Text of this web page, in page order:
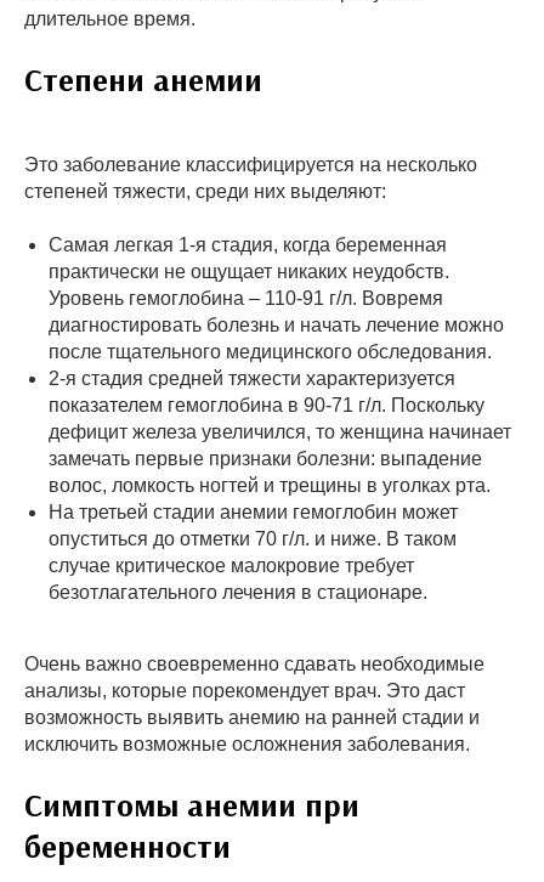
длительное время.
Степени анемии
Это заболевание классифицируется на несколько
степеней тяжести, среди них выделяют:
Самая легкая 1-я стадия, когда беременная
практически не ощущает никаких неудобств.
Уровень гемоглобина – 110-91 г/л. Вовремя
диагностировать болезнь и начать лечение можно
после тщательного медицинского обследования.
2-я стадия средней тяжести характеризуется
показателем гемоглобина в 90-71 г/л. Поскольку
дефицит железа увеличился, то женщина начинает
замечать первые признаки болезни: выпадение
волос, ломкость ногтей и трещины в уголках рта.
На третьей стадии анемии гемоглобин может
опуститься до отметки 70 г/л. и ниже. В таком
случае критическое малокровие требует
безотлагательного лечения в стационаре.
Очень важно своевременно сдавать необходимые
анализы, которые порекомендует врач. Это даст
возможность выявить анемию на ранней стадии и
исключить возможные осложнения заболевания.
Симптомы анемии при
беременности